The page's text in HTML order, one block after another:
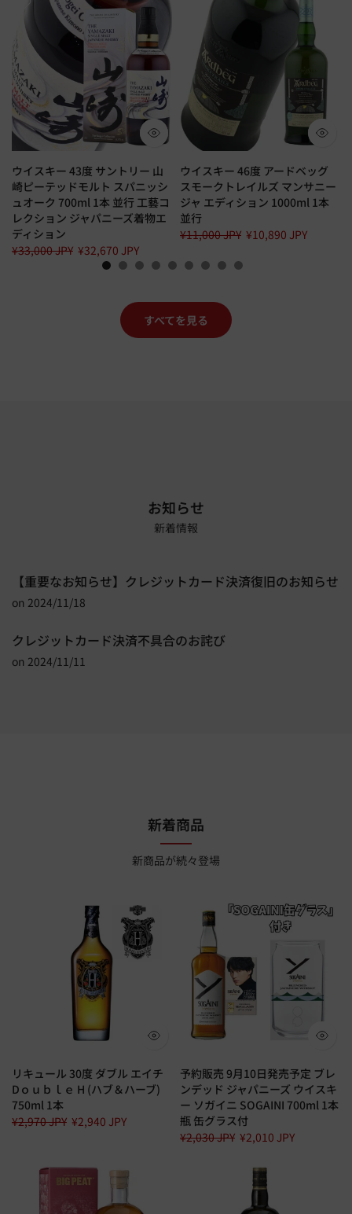
ウイスキー 43度 サントリー 山
崎ピーテッドモルト スパニッシ
ュオーク 700ml 1本 並行 工藝コ
レクション ジャパニーズ着物エ
ディション
¥33,000 JPY ¥32,670 JPY
ウイスキー 46度 アードベッグ
スモークトレイルズ マンサニー
ジャ エディション 1000ml 1本
並行
¥11,000 JPY ¥10,890 JPY
すべてを見る
お知らせ
新着情報
【重要なお知らせ】クレジットカード決済復旧のお知らせ
on 2024/11/18
クレジットカード決済不具合のお詫び
on 2024/11/11
新着商品
新商品が続々登場
リキュール 30度 ダブル エイチ
Dｏｕｂｌｅ H (ハブ＆ハーブ)
750ml 1本
¥2,970 JPY ¥2,940 JPY
予約販売 9月10日発売予定 ブレ
ンデッド ジャパニーズ ウイスキ
ー ソガイニ SOGAINI 700ml 1本
瓶 缶グラス付
¥2,030 JPY ¥2,010 JPY